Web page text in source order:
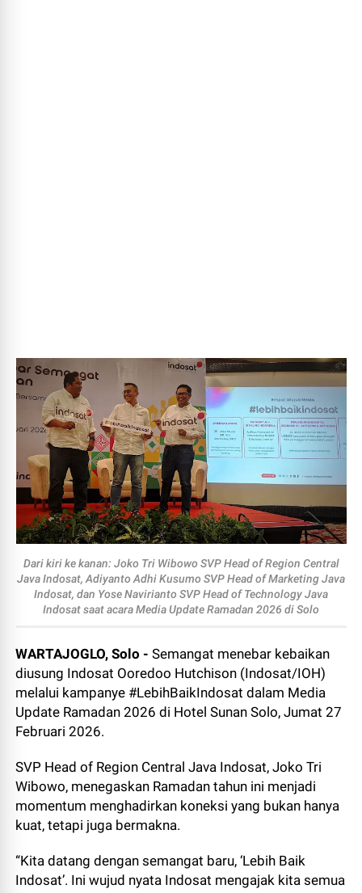
Dari kiri ke kanan: Joko Tri Wibowo SVP Head of Region Central
Java Indosat, Adiyanto Adhi Kusumo SVP Head of Marketing Java
Indosat, dan Yose Navirianto SVP Head of Technology Java
Indosat saat acara Media Update Ramadan 2026 di Solo
WARTAJOGLO, Solo - Semangat menebar kebaikan
diusung Indosat Ooredoo Hutchison (Indosat/IOH)
melalui kampanye #LebihBaikIndosat dalam Media
Update Ramadan 2026 di Hotel Sunan Solo, Jumat 27
Februari 2026.
SVP Head of Region Central Java Indosat, Joko Tri
Wibowo, menegaskan Ramadan tahun ini menjadi
momentum menghadirkan koneksi yang bukan hanya
kuat, tetapi juga bermakna.
“Kita datang dengan semangat baru, ‘Lebih Baik
Indosat’. Ini wujud nyata Indosat mengajak kita semua